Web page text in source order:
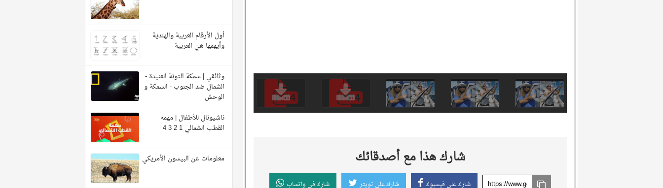
شارك هذا مع أصدقائك
شارك على فيسبوك شارك على تويتر شارك في واتساب
أول الأرقام العربية والهندية
وأيهمها هي العربية
وثائقي | سمكة التونة العنيدة -
الشمال ضد الجنوب - السمكة و
الوحش
ناشيونال للأطفال | مهمه
القطب الشمالي 1 2 3 4
معلومات عن البيسون الأمريكي